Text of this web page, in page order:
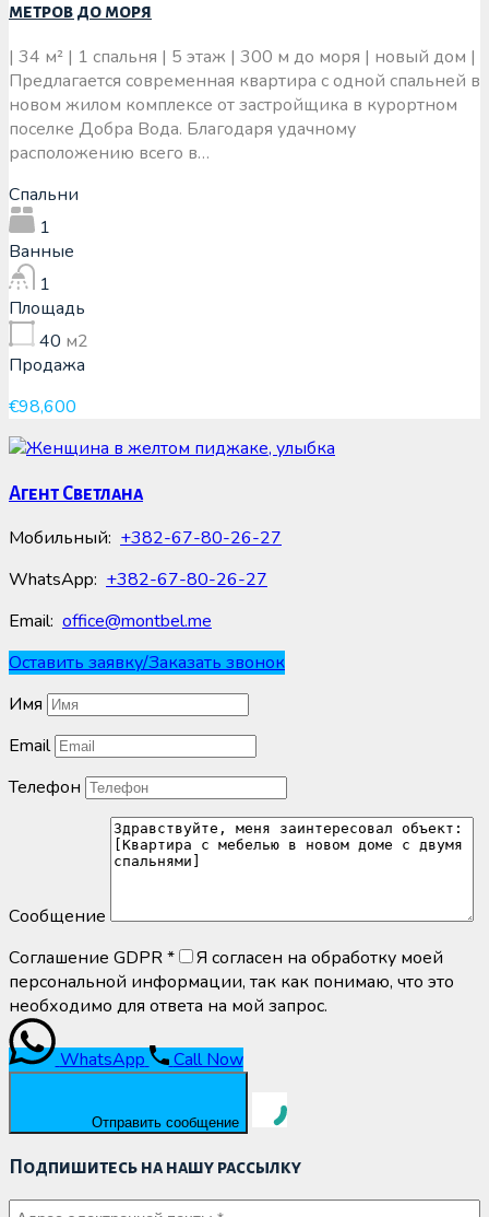
метров до моря
| 34 м² | 1 спальня | 5 этаж | 300 м до моря | новый дом |
Предлагается современная квартира с одной спальней в
новом жилом комплексе от застройщика в курортном
поселке Добра Вода. Благодаря удачному
расположению всего в…
Спальни
1
Ванные
1
Площадь
40 м2
Продажа
€98,600
Агент Светлана
Мобильный: +382-67-80-26-27
WhatsApp: +382-67-80-26-27
Email: office@montbel.me
Оставить заявку/Заказать звонок
Имя
Email
Телефон
Сообщение
Соглашение GDPR*
Я согласен на обработку моей
персональной информации, так как понимаю, что это
необходимо для ответа на мой запрос.
WhatsApp Call Now
Отправить сообщение
Подпишитесь на нашу рассылку